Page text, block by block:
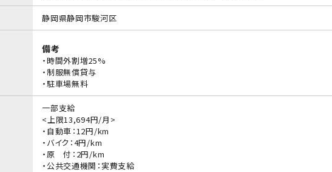
静岡県静岡市駿河区
備考
・時間外割増25%
・制服無償貸与
・駐車場無料
一部支給
<上限13,694円/月>
・自動車：12円/km
・バイク：4円/km
・原 付：2円/km
・公共交通機関：実費支給